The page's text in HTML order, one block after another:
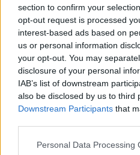
section to confirm your
opt-out request is processed
interest-based ads based on
us or personal information
your opt-out. You may
disclosure of your personal
IAB’s list of downstream
also be disclosed by us to third
Downstream Participants that
Please note that this website/
Personal Data Processing
El Ibex 35 alcanza máximos
esta subida?
Lucía Herrera · 10 Ago 2026
FINANZAS